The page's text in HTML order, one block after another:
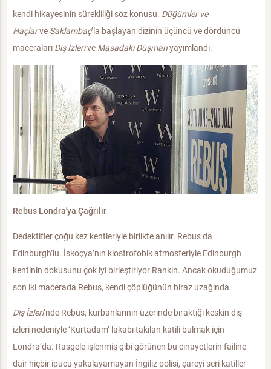
kendi hikayesinin sürekliliği söz konusu. Düğümler ve
Haçlarve Saklambaç’la başlayan dizinin üçüncü ve dördüncü
maceraları Diş İzlerive Masadaki Düşmanyayımlandı.
Rebus Londra'ya Çağrılır
Dedektifler çoğu kez kentleriyle birlikte anılır. Rebus da
Edinburgh’lu. İskoçya’nın klostrofobik atmosferiyle Edinburgh
kentinin dokusunu çok iyi birleştiriyor Rankin. Ancak okuduğumuz
son iki macerada Rebus, kendi çöplüğünün biraz uzağında.
Diş İzleri’nde Rebus, kurbanlarının üzerinde bıraktığı keskin diş
izleri nedeniyle ‘Kurtadam’ lakabı takılan katili bulmak için
Londra’da. Rasgele işlenmiş gibi görünen bu cinayetlerin failine
dair hiçbir ipucu yakalayamayan İngiliz polisi, çareyi seri katiller